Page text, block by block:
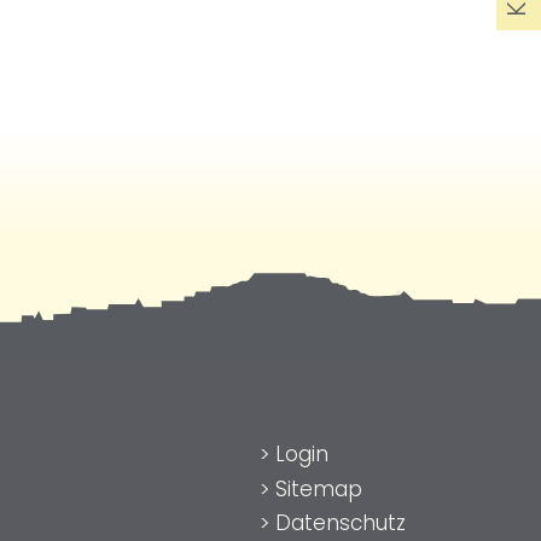
> Login
> Sitemap
> Datenschutz